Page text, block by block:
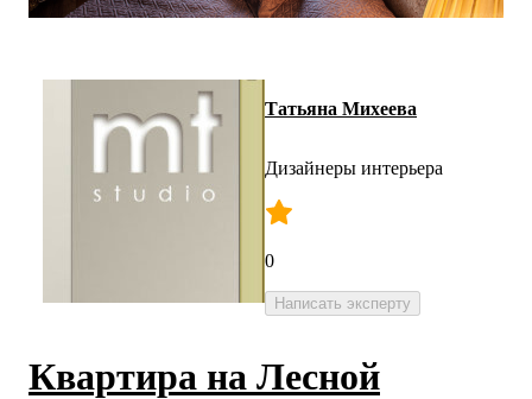
Татьяна Михеева
Дизайнеры интерьера
0
Написать эксперту
Квартира на Лесной